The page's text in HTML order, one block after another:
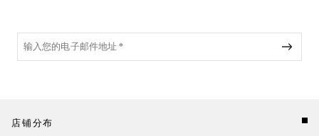
店铺分布